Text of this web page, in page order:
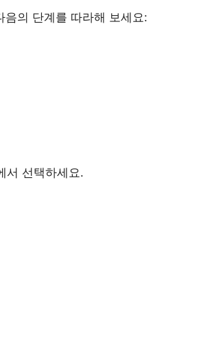
음의 단계를 따라해 보세요:
서 선택하세요.